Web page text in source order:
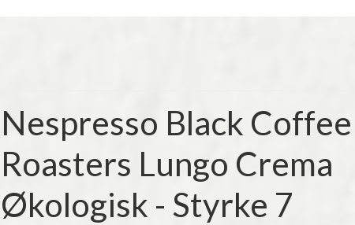
Nespresso Black Coffee
Roasters Lungo Crema
Økologisk - Styrke 7